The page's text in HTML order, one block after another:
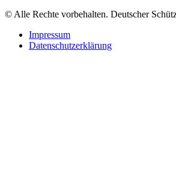
© Alle Rechte vorbehalten. Deutscher
Impressum
Datenschutzerklärung